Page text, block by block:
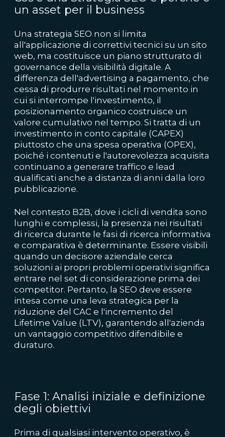
un asset per il business
Una strategia SEO non si limita
all'applicazione di correttivi tecnici su un sito
web, ma costituisce un piano strutturato di
governance della visibilità digitale. A
differenza dell'advertising a pagamento, che
cessa di produrre risultati nel momento in
cui si interrompe l'investimento, il
posizionamento organico costruisce un
valore cumulativo nel tempo. Si tratta di un
investimento in conto capitale (CAPEX)
piuttosto che una spesa operativa (OPEX),
poiché i contenuti e l'autorevolezza acquisita
continuano a generare traffico e lead
qualificati anche a distanza di anni dalla loro
pubblicazione.
Nel contesto B2B, dove i cicli di vendita sono
lunghi e complessi, la presenza nei risultati
di ricerca durante le fasi di ricerca informativa
e comparativa è determinante. Essere visibili
quando un decisore aziendale cerca
soluzioni ai propri problemi operativi significa
entrare nel set di considerazione prima dei
competitor. Pertanto, la SEO deve essere
intesa come una leva strategica per la
riduzione del CAC e l'incremento del
Lifetime Value (LTV), garantendo all'azienda
un vantaggio competitivo difendibile e
duraturo.
Fase 1: Analisi iniziale e definizione
degli obiettivi
Prima di qualsiasi intervento operativo, è